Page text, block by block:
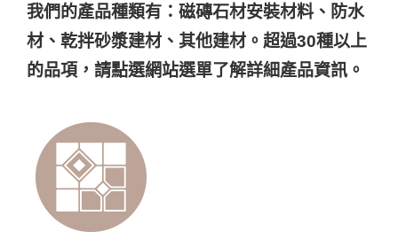
我們的產品種類有：磁磚石材安裝材料、防水
材、乾拌砂漿建材、其他建材。超過30種以上
的品項，請點選網站選單了解詳細產品資訊。